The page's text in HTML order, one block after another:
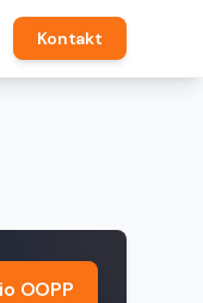
Kontakt
OOPP